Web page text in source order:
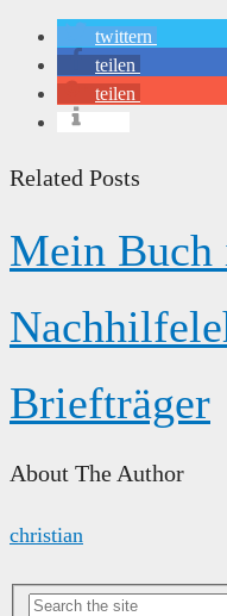
twittern
teilen
teilen
Related Posts
Mein Buch
Briefträger
About The Author
christian